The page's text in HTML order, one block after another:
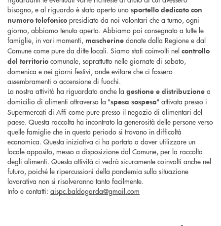
bisogno, e al riguardo è stato aperto uno sportello dedicato con
numero telefonico presidiato da noi volontari che a turno, ogni
giorno, abbiamo tenuto aperto. Abbiamo poi consegnato a tutte le
famiglie, in vari momenti, mascherine donate dalla Regione e dal
Comune come pure da ditte locali. Siamo stati coinvolti nel controllo
del territorio comunale, soprattutto nelle giornate di sabato,
domenica e nei giorni festivi, onde evitare che ci fossero
assembramenti o accensione di fuochi.
La nostra attività ha riguardato anche la gestione e distribuzione a
domicilio di alimenti attraverso la "spesa sospesa" attivata presso i
Supermercati di Affi come pure presso il negozio di alimentari del
paese. Questa raccolta ha incontrato la generosità delle persone verso
quelle famiglie che in questo periodo si trovano in difficoltà
economica. Questa iniziativa ci ha portato a dover utilizzare un
locale apposito, messo a disposizione dal Comune, per la raccolta
degli alimenti. Questa attività ci vedrà sicuramente coinvolti anche nel
futuro, poiché le ripercussioni della pandemia sulla situazione
lavorativa non si risolveranno tanto facilmente.
Info e contatti: aispc.baldogarda@gmail.com